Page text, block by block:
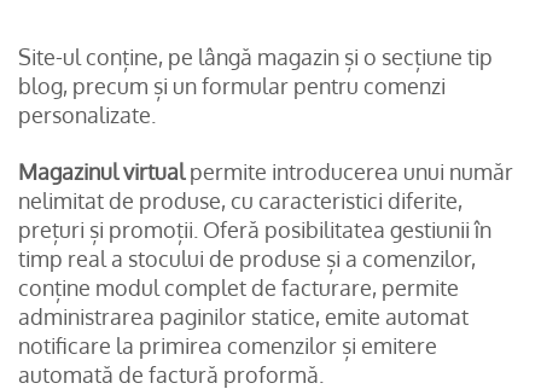
Site-ul conține, pe lângă magazin și o secțiune tip
blog, precum și un formular pentru comenzi
personalizate.
Magazinul virtualpermite introducerea unui număr
nelimitat de produse, cu caracteristici diferite,
prețuri și promoții. Oferă posibilitatea gestiunii în
timp real a stocului de produse și a comenzilor,
conține modul complet de facturare, permite
administrarea paginilor statice, emite automat
notificare la primirea comenzilor și emitere
automată de factură proformă.